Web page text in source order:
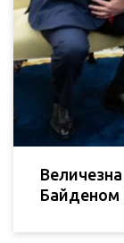
Байденом